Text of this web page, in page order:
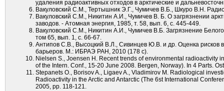
удаления радиоактивных отходов в арктические и
Вакуловский С.М., Тертышник Э.Г., Чумичев В.Б., Шкуро В.Н.
Вакуловский С.М., Никитин А.И., Чумичев В. Б. О загрязнении
заводов. - Атомная энергия, 1985, т. 58, вып. 6, с. 445-449.
Вакуловский С.М., Никитин А.И., Чумичев В.Б. Загрязнение
том 65, вып. 1, с. 66-67.
Антипов С.В., Высоцкий В.Л., Сивинцев Ю.В. и др. Оценка рисков
барьеров. М.: ИБРАЭ РАН, 2010 (178 с).
Nielsen S., Joensen H. Recent trends of environmental
of the Intern. Conf., 15-20 June 2008. Bergen, Norway). In 4 Parts.
Stepanets O., Borisov A., Ligaev A., Vladimirov M. Radiological
Radioactivity in the Arctic and Antarctic (The 6st International
2005, pp. 118-121.